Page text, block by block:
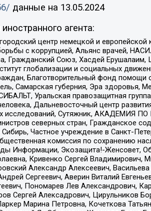
данные на 13.05.2024
агента:
центр немецкой и
с коррупцией, Альянс врачей,
Гражданский Союз, Хасдей
глобализации и социальных
Благотворительный фонд
Самарская губерния, Эра
Уральская правозащитная
Дальневосточный центр
исследований, Сутяжник, АКАДЕМИЯ
северных стран, Гражданское
Частное учреждение в Санкт-
комиссия по сохранению
Информации, Экозащита!-Женсовет,
Кривенко Сергей
Александр Алексеевич,
Сергеевич, Аверин Виталий
Пономарев Лев Александрович,
Сергей Алексадрович, Цирульников
Марина Петровна, Кочеткова